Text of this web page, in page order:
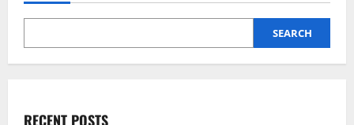
für
Zuhause?
SEARCH
RECENT POSTS